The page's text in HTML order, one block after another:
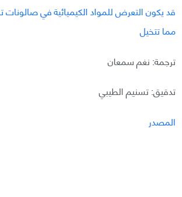
قد يكون التعرض للمواد الكيميائية في صالونات
مما تتخيل
ترجمة: نغم سمعان
تدقيق: تسنيم الطيبي
المصدر